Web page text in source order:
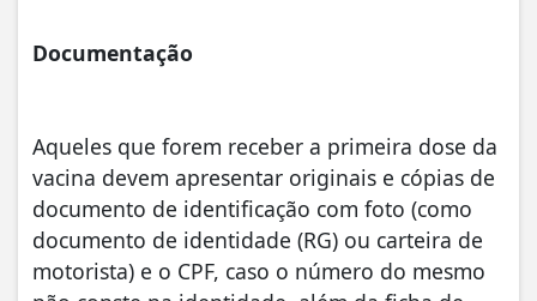
Documentação
Aqueles que forem receber a primeira dose da
vacina devem apresentar originais e cópias de
documento de identificação com foto (como
documento de identidade (RG) ou carteira de
motorista) e o CPF, caso o número do mesmo